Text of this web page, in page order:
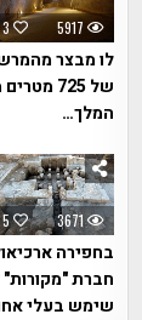
3 5917
לו מבצר
של 725
המלך…
5 3671
בחפירה
חברת
שימש בעלי